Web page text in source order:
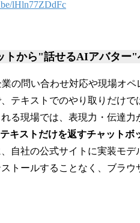
lHln77ZDdFc
トから"話せるAIアバター"
の問い合わせ対応や現場オ
テキストでのやり取りだけ
る現場では、表現力・伝達
テキストだけを返すチャット
自社の公式サイトに実装モ
トールすることなく、ブラ